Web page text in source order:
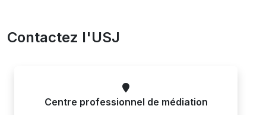
Contactez l'USJ
Centre professionnel de médiation